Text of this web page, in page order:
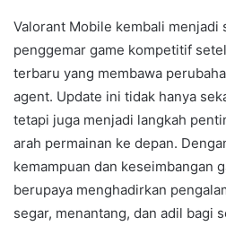
Valorant Mobile kembali menjadi
penggemar game kompetitif
terbaru yang membawa
agent. Update ini tidak hanya
tetapi juga menjadi langkah
arah permainan ke depan.
kemampuan dan keseimbangan
berupaya menghadirkan
segar, menantang, dan adil bagi